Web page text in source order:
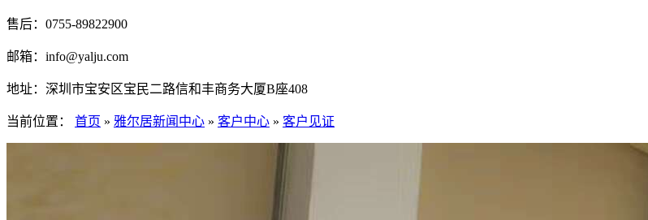
售后： 0755-89822900
邮箱： info@yalju.com
地址： 深圳市宝安区宝民二路信和丰商务大厦B座408
当前位置： 首页 » 雅尔居新闻中心 » 客户中心 » 客户见证